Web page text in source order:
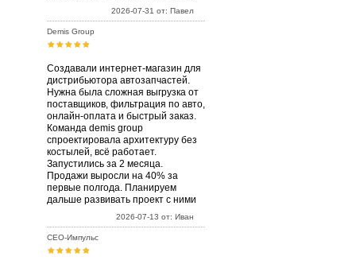
2026-07-31 от: Павел
Demis Group
Создавали интернет-магазин для
дистрибьютора автозапчастей.
Нужна была сложная выгрузка от
поставщиков, фильтрация по авто,
онлайн-оплата и быстрый заказ.
Команда demis group
спроектировала архитектуру без
костылей, всё работает.
Запустились за 2 месяца.
Продажи выросли на 40% за
первые полгода. Планируем
дальше развивать проект с ними
2026-07-13 от: Иван
СЕО-Импульс